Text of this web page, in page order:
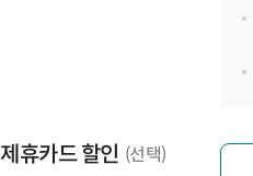
제휴카드 할인 (선택)